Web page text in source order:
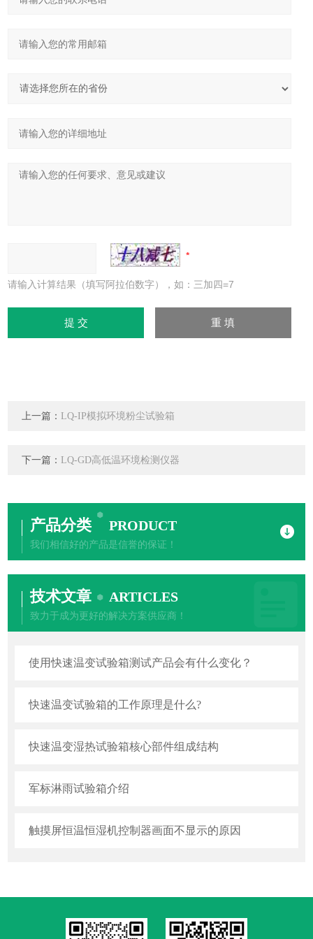
请输入计算结果（填写阿拉伯数字），如：三加四=7
上一篇： LQ-IP模拟环境粉尘试验箱
下一篇： LQ-GD高低温环境检测仪器
产品分类 PRODUCT
我们相信好的产品是信誉的保证！
技术文章 ARTICLES
致力于成为更好的解决方案供应商！
使用快速温变试验箱测试产品会有什么变化？
快速温变试验箱的工作原理是什么?
快速温变湿热试验箱核心部件组成结构
军标淋雨试验箱介绍
触摸屏恒温恒湿机控制器画面不显示的原因